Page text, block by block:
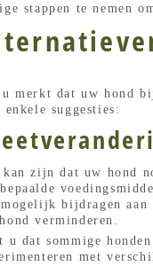
stappen te nemen
merkt dat uw hond
suggesties:
kan zijn dat uw hond
bijdragen aan
verminderen.
u dat sommige
met